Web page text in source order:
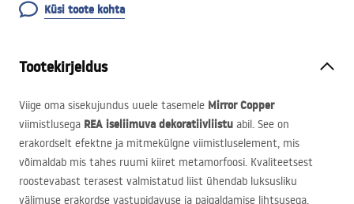
Küsi toote kohta
Tootekirjeldus
Viige oma sisekujundus uuele tasemele Mirror Copper
viimistlusega REA iseliimuva dekoratiivliistu abil. See on
erakordselt efektne ja mitmekülgne viimistluselement, mis
võimaldab mis tahes ruumi kiiret metamorfoosi. Kvaliteetsest
roostevabast terasest valmistatud liist ühendab luksusliku
välimuse erakordse vastupidavuse ja paigaldamise lihtsusega.